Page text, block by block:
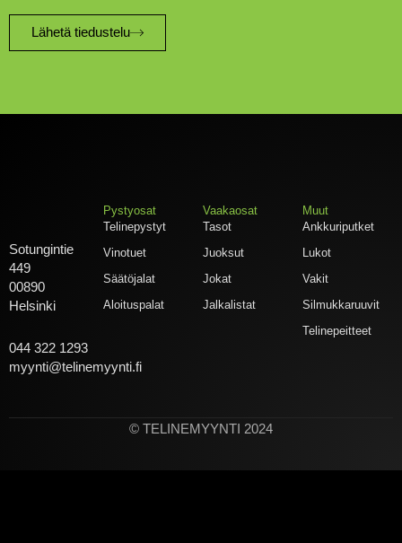
Lähetä tiedustelu
Sotungintie
449
00890
Helsinki
044 322 1293
myynti@telinemyynti.fi
Pystyosat
Telinepystyt
Vinotuet
Säätöjalat
Aloituspalat
Vaakaosat
Tasot
Juoksut
Jokat
Jalkalistat
Muut
Ankkuriputket
Lukot
Vakit
Silmukkaruuvit
Telinepeitteet
© TELINEMYYNTI 2024